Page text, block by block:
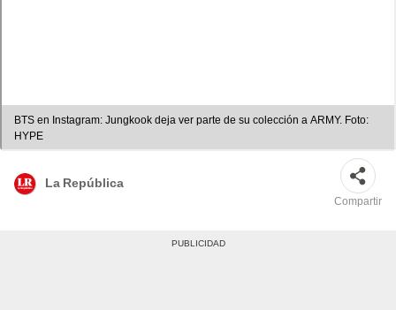
BTS en Instagram: Jungkook deja ver parte de su colección a ARMY. Foto:
HYPE
La República
Compartir